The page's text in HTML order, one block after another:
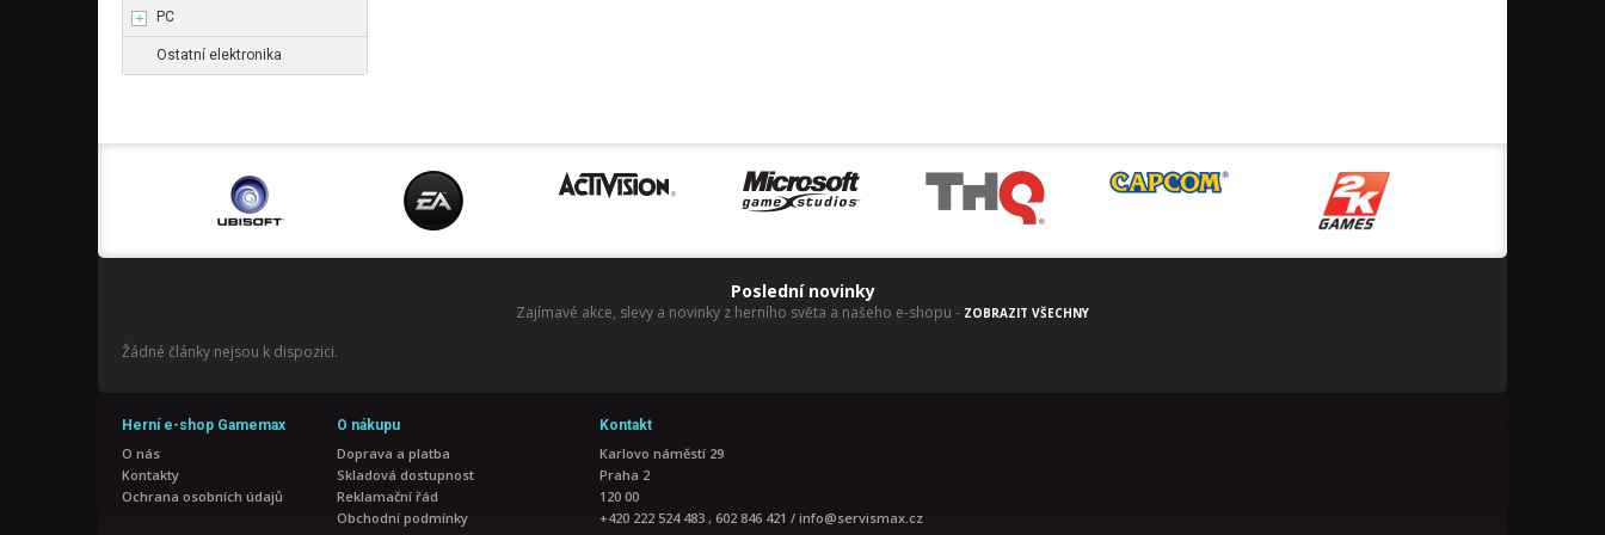
PC
Ostatní elektronika
Poslední novinky
Zajímavé akce, slevy a novinky z herního světa a našeho e-shopu - ZOBRAZIT VŠECHNY
Žádné články nejsou k dispozici.
Herní e-shop Gamemax
O nás
Kontakty
Ochrana osobních údajů
O nákupu
Doprava a platba
Skladová dostupnost
Reklamační řád
Obchodní podmínky
Kontakt
Karlovo náměstí 29
Praha 2
120 00
+420 222 524 483 , 602 846 421 / info@servismax.cz